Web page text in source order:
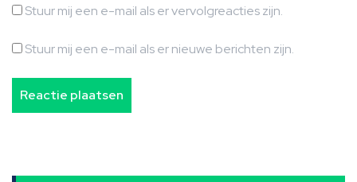
Stuur mij een e-mail als er vervolgreacties zijn.
Stuur mij een e-mail als er nieuwe berichten zijn.